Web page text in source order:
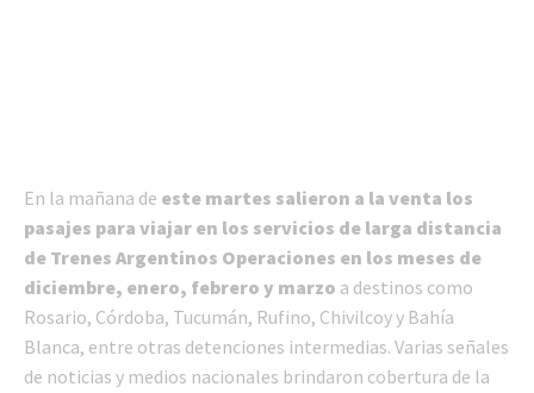
En la mañana de este martes salieron a la venta los
pasajes para viajar en los servicios de larga distancia
de Trenes Argentinos Operaciones en los meses de
diciembre, enero, febrero y marzo a destinos como
Rosario, Córdoba, Tucumán, Rufino, Chivilcoy y Bahía
Blanca, entre otras detenciones intermedias. Varias señales
de noticias y medios nacionales brindaron cobertura de la